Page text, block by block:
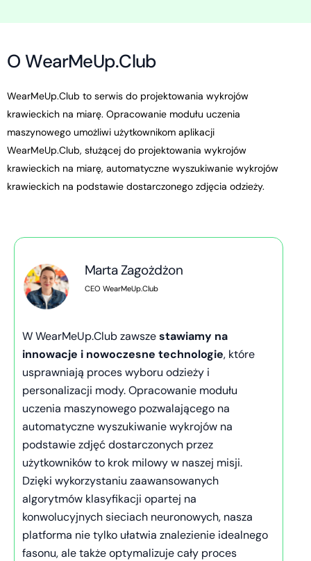
O WearMeUp.Club
WearMeUp.Club to serwis do projektowania wykrojów
krawieckich na miarę. Opracowanie modułu uczenia
maszynowego umożliwi użytkownikom aplikacji
WearMeUp.Club, służącej do projektowania wykrojów
krawieckich na miarę, automatyczne wyszukiwanie wykrojów
krawieckich na podstawie dostarczonego zdjęcia odzieży.
Marta Zagożdżon
CEO WearMeUp.Club
W WearMeUp.Club zawszestawiamy na
innowacje i nowoczesne technologie, które
usprawniają proces wyboru odzieży i
personalizacji mody. Opracowanie modułu
uczenia maszynowego pozwalającego na
automatyczne wyszukiwanie wykrojów na
podstawie zdjęć dostarczonych przez
użytkowników to krok milowy w naszej misji.
Dzięki wykorzystaniu zaawansowanych
algorytmów klasyfikacji opartej na
konwolucyjnych sieciach neuronowych, nasza
platforma nie tylko ułatwia znalezienie idealnego
fasonu, ale także optymalizuje cały proces